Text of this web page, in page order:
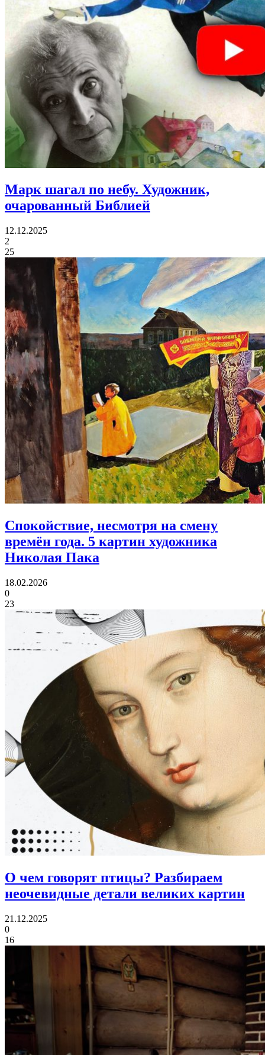
Марк шагал по небу. Художник,
очарованный Библией
12.12.2025
2
25
Спокойствие, несмотря на смену
времён года. 5 картин художника
Николая Пака
18.02.2026
0
23
О чем говорят птицы? Разбираем
неочевидные детали великих картин
21.12.2025
0
16